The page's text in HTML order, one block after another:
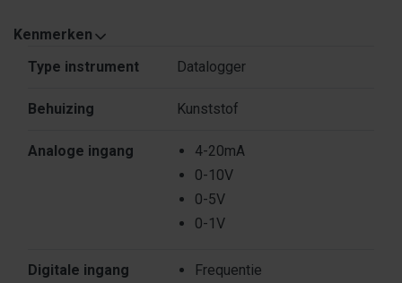
Kenmerken
Type instrument Datalogger
Behuizing Kunststof
Analoge ingang
4-20mA
0-10V
0-5V
0-1V
Digitale ingang
Frequentie